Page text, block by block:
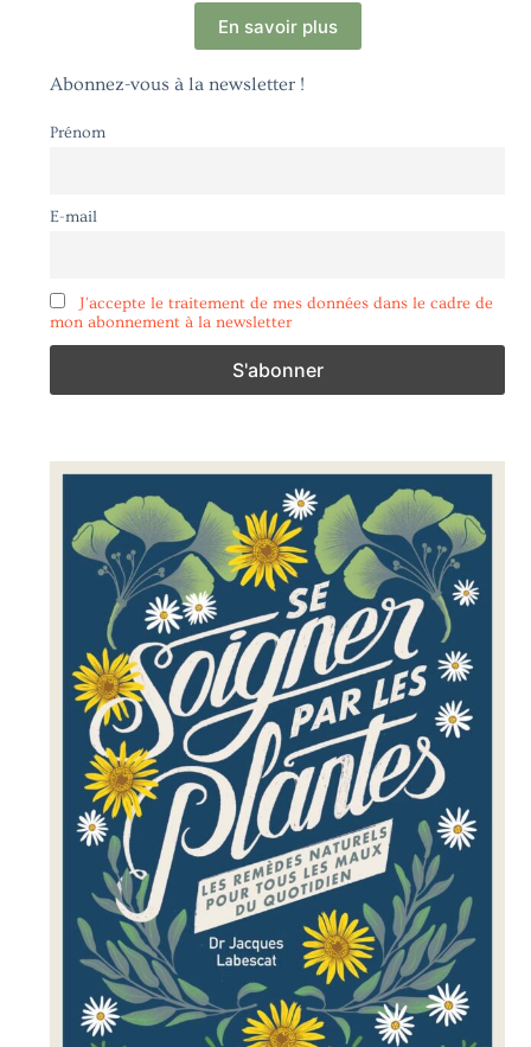
En savoir plus
Abonnez-vous à la newsletter !
Prénom
E-mail
J'accepte le traitement de mes données dans le cadre de
mon abonnement à la newsletter